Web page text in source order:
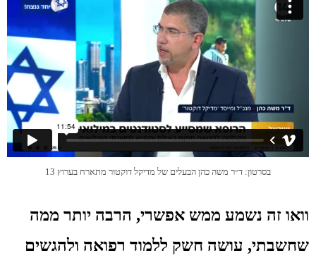
בסרטון: ד״ר משה כהן הבעלים של מדיקל דוקטור מתארח בערוץ 13
וואו זה נשמע ממש אפשרי, הרבה יותר ממה
שחשבתי, עושה חשק ללמוד רפואה ולהגשים